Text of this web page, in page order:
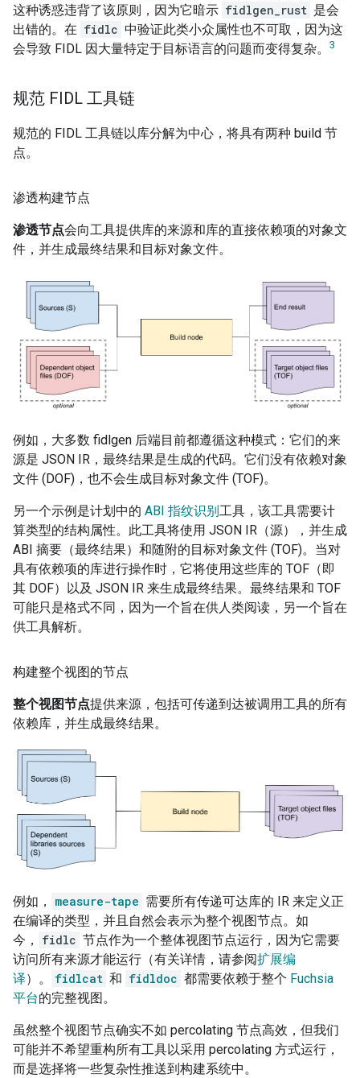
这种诱惑违背了该原则，因为它暗示 fidlgen_rust 是会
出错的。在 fidlc 中验证此类小众属性也不可取，因为这
会导致 FIDL 因大量特定于目标语言的问题而变得复杂。
3
规范 FIDL 工具链
规范的 FIDL 工具链以库分解为中心，将具有两种 build 节
点。
渗透构建节点
渗透节点会向工具提供库的来源和库的直接依赖项的对象文
件，并生成最终结果和目标对象文件。
例如，大多数 fidlgen 后端目前都遵循这种模式：它们的来
源是 JSON IR，最终结果是生成的代码。它们没有依赖对象
文件 (DOF)，也不会生成目标对象文件 (TOF)。
另一个示例是计划中的 ABI 指纹识别 工具，该工具需要计
算类型的结构属性。此工具将使用 JSON IR（源），并生成
ABI 摘要（最终结果）和随附的目标对象文件 (TOF)。当对
具有依赖项的库进行操作时，它将使用这些库的 TOF（即
其 DOF）以及 JSON IR 来生成最终结果。最终结果和 TOF
可能只是格式不同，因为一个旨在供人类阅读，另一个旨在
供工具解析。
构建整个视图的节点
整个视图节点提供来源，包括可传递到达被调用工具的所有
依赖库，并生成最终结果。
例如， measure-tape 需要所有传递可达库的 IR 来定义正
在编译的类型，并且自然会表示为整个视图节点。如
今，
fidlc 节点作为一个整体视图节点运行，因为它需要
访问所有来源才能运行（有关详情，请参阅扩展编
译）。 fidlcat 和 fidldoc 都需要依赖于整个 Fuchsia
平台的完整视图。
虽然整个视图节点确实不如 percolating 节点高效，但我们
可能并不希望重构所有工具以采用 percolating 方式运行，
而是选择将一些复杂性推送到构建系统中。